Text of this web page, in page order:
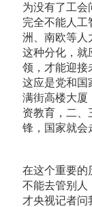
为没有了工
完全不能人工
洲、南欧等人
这种分化，就
领，才能迎接
这应是党和国
满街高楼大厦
资教育，二、
锋，国家就会
在这个重要的
不能去管别人
才央视记者问